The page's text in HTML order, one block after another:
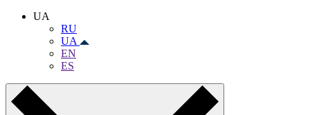
UA
RU
UA
EN
ES